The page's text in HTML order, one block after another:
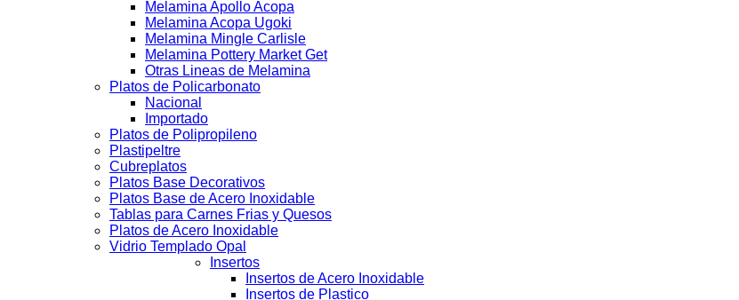
Melamina Apollo Acopa
Melamina Acopa Ugoki
Melamina Mingle Carlisle
Melamina Pottery Market Get
Otras Lineas de Melamina
Platos de Policarbonato
Nacional
Importado
Platos de Polipropileno
Plastipeltre
Cubreplatos
Platos Base Decorativos
Platos Base de Acero Inoxidable
Tablas para Carnes Frias y Quesos
Platos de Acero Inoxidable
Vidrio Templado Opal
Insertos
Insertos de Acero Inoxidable
Insertos de Plastico